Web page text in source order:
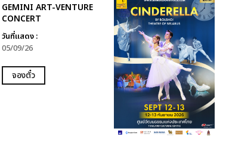
GEMINI ART-VENTURE
CONCERT
วันที่แสดง :
05/09/26
จองตั๋ว